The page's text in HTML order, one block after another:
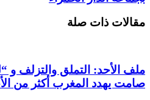
مقالات ذات صلة
ملف الأحد: التملق والتزلف
صامت يهدد المغرب أكثر من